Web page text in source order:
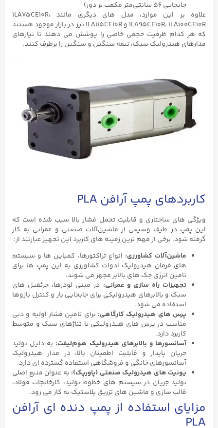
جابجایی ۵۶ سانتی‌متر مکعب بر دور)
علاوه بر این موارد، مدل‌ های دیگری مانند 1LA75CE10R،
1LA95CE10R، 1LA100CE10R و 1LA115CE10R نیز در بازار موجود هستند
که هر کدام ظرفیت حجمی خاصی را پوشش می ‌دهند تا نیازهای
مدارهای هیدرولیک سبک، نیمه‌ سنگین و سنگین را برطرف کنند.
کاربردهای پمپ آرافن PLA
ویژگی ‌های ساختاری و قابلیت تحمل فشار بالا سبب شده است که
این پمپ در طیف وسیعی از ماشین‌آلات صنعتی و عمرانی به کار
گرفته شود. برخی از مهم ‌ترین زمینه‌ های کاربرد این تجهیز عبارتند از:
ماشین‌آلات کشاورزی: انواع تراکتورها، کمباین‌ ها و سیستم
‌های فرمان هیدرولیک ادوات کشاورزی به این پمپ‌ ها برای
تامین انرژی جک ‌های بالابر مجهز می ‌شوند.
تجهیزات راه‌ سازی و عمرانی: در مینی ‌لودرها، جرثقیل‌ های
سبک و بالابرهای هیدرولیکی برای جابجایی بار و کنترل بازوها
استفاده می ‌شود.
پرس‌ های هیدرولیک کارگاهی: برای تامین فشار اولیه و دبی
مناسب در پرس ‌های هیدرولیکی با تناژهای سبک و متوسط
کاربرد دارد.
آسانسورها و بالابرهای هیدرولیک هوم‌لیفت: به دلیل تولید
جریان پایدار و قابلیت اطمینان بالا، در مدار هیدرولیک
آسانسورهای خانگی و فروشگاهی استفاده گسترده ‌ای دارد.
یونیت ‌های هیدرولیک صنعتی (پاورپک): به عنوان منبع اصلی
تولید جریان در سیستم‌ های خطوط تولید، کارخانجات فولاد،
قالب ‌سازی و ماشین ‌های تزریق پلاستیک به کار می ‌رود.
مزایای استفاده از پمپ دنده ای آرافن
PLA